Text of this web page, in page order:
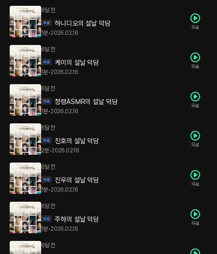
6달 전
하니디오의 설날 덕담
1분•2026.02.16
무료
6달 전
케이의 설날 덕담
1분•2026.02.16
무료
6달 전
청령ASMR의 설날 덕담
1분•2026.02.16
무료
6달 전
진호의 설날 덕담
2분•2026.02.16
무료
6달 전
진우의 설날 덕담
1분•2026.02.16
무료
6달 전
주하의 설날 덕담
1분•2026.02.16
무료
6달 전